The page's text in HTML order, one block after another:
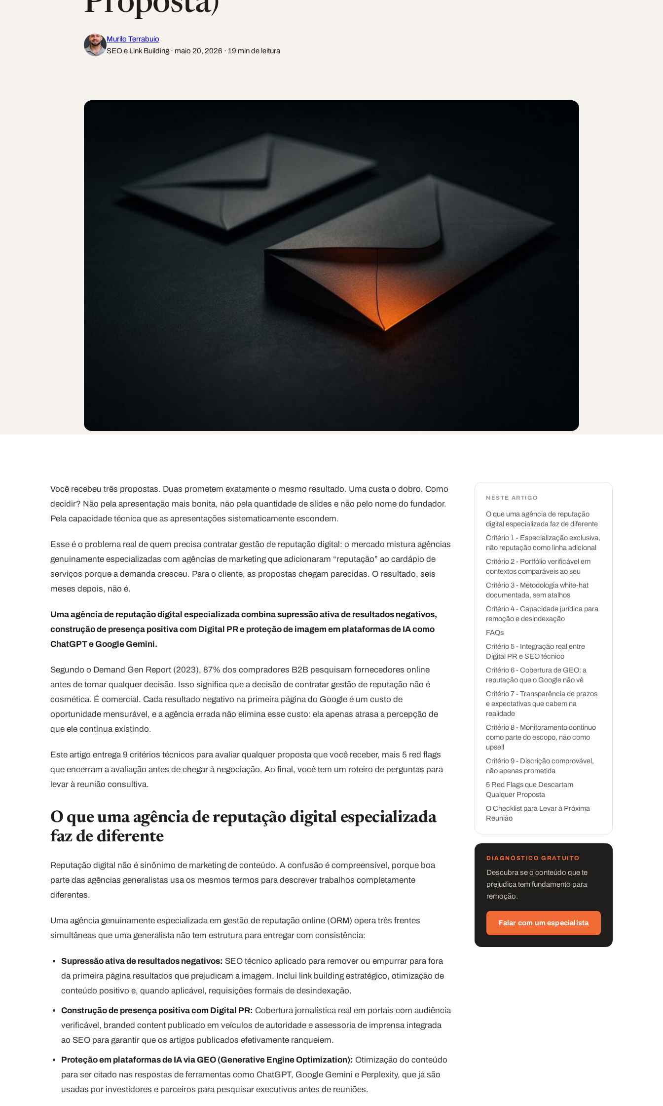
Murilo Terrabuio
SEO e Link Building · maio 20, 2026 · 19 min de leitura
Você recebeu três propostas. Duas prometem exatamente o mesmo resultado. Uma custa o dobro. Como
decidir? Não pela apresentação mais bonita, não pela quantidade de slides e não pelo nome do fundador.
Pela capacidade técnica que as apresentações sistematicamente escondem.
Esse é o problema real de quem precisa contratar gestão de reputação digital: o mercado mistura agências
genuinamente especializadas com agências de marketing que adicionaram “reputação” ao cardápio de
serviços porque a demanda cresceu. Para o cliente, as propostas chegam parecidas. O resultado, seis
meses depois, não é.
Uma agência de reputação digital especializada combina supressão ativa de resultados negativos,
construção de presença positiva com Digital PR e proteção de imagem em plataformas de IA como
ChatGPT e Google Gemini.
Segundo o Demand Gen Report (2023), 87% dos compradores B2B pesquisam fornecedores online
antes de tomar qualquer decisão. Isso significa que a decisão de contratar gestão de reputação não é
cosmética. É comercial. Cada resultado negativo na primeira página do Google é um custo de
oportunidade mensurável, e a agência errada não elimina esse custo: ela apenas atrasa a percepção de
que ele continua existindo.
Este artigo entrega 9 critérios técnicos para avaliar qualquer proposta que você receber, mais 5 red flags
que encerram a avaliação antes de chegar à negociação. Ao final, você tem um roteiro de perguntas para
levar à reunião consultiva.
O que uma agência de reputação digital especializada
faz de diferente
Reputação digital não é sinônimo de marketing de conteúdo. A confusão é compreensível, porque boa
parte das agências generalistas usa os mesmos termos para descrever trabalhos completamente
diferentes.
Uma agência genuinamente especializada em gestão de reputação online (ORM) opera três frentes
simultâneas que uma generalista não tem estrutura para entregar com consistência:
Supressão ativa de resultados negativos: SEO técnico aplicado para remover ou empurrar para fora
da primeira página resultados que prejudicam a imagem. Inclui link building estratégico, otimização de
conteúdo positivo e, quando aplicável, requisições formais de desindexação.
Construção de presença positiva com Digital PR: Cobertura jornalística real em portais com audiência
verificável, branded content publicado em veículos de autoridade e assessoria de imprensa integrada
ao SEO para garantir que os artigos publicados efetivamente ranqueiem.
Proteção em plataformas de IA via GEO (Generative Engine Optimization): Otimização do conteúdo
para ser citado nas respostas de ferramentas como ChatGPT, Google Gemini e Perplexity, que já são
usadas por investidores e parceiros para pesquisar executivos antes de reuniões.
NESTE ARTIGO
O que uma agência de reputação
digital especializada faz de diferente
Critério 1 - Especialização exclusiva,
não reputação como linha adicional
Critério 2 - Portfólio verificável em
contextos comparáveis ao seu
Critério 3 - Metodologia white-hat
documentada, sem atalhos
Critério 4 - Capacidade jurídica para
remoção e desindexação
FAQs
Critério 5 - Integração real entre
Digital PR e SEO técnico
Critério 6 - Cobertura de GEO: a
reputação que o Google não vê
Critério 7 - Transparência de prazos
e expectativas que cabem na
realidade
Critério 8 - Monitoramento contínuo
como parte do escopo, não como
upsell
Critério 9 - Discrição comprovável,
não apenas prometida
5 Red Flags que Descartam
Qualquer Proposta
O Checklist para Levar à Próxima
Reunião
DIAGNÓSTICO GRATUITO
Descubra se o conteúdo que te
prejudica tem fundamento para
remoção.
Falar com um especialista